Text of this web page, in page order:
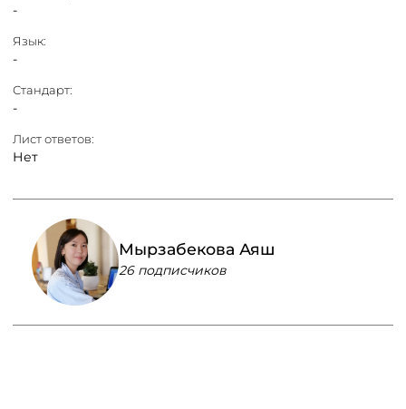
-
Язык:
-
Стандарт:
-
Лист ответов:
Нет
Мырзабекова Аяш
26 подписчиков